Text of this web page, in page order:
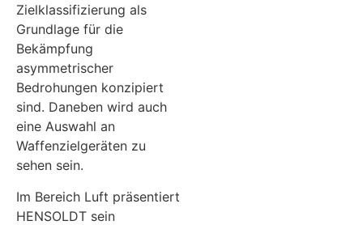
Zielklassifizierung als
Grundlage für die
Bekämpfung
asymmetrischer
Bedrohungen konzipiert
sind. Daneben wird auch
eine Auswahl an
Waffenzielgeräten zu
sehen sein.
Im Bereich Luft präsentiert
HENSOLDT sein